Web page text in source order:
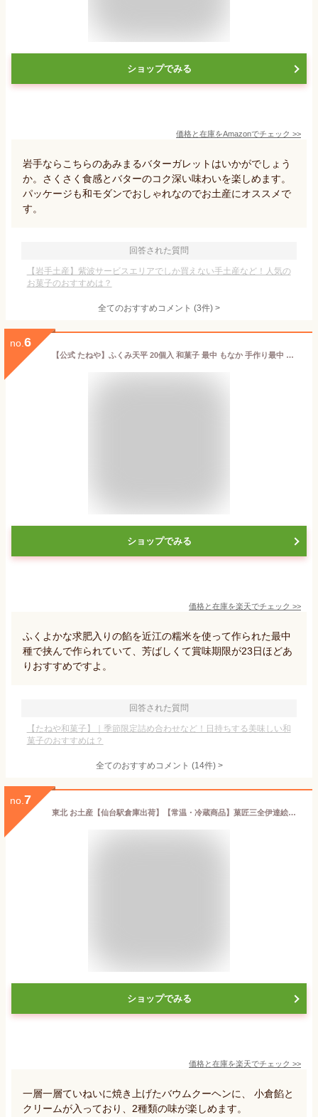
ショップでみる
価格と在庫をAmazonでチェック >>
岩手ならこちらのあみまるバターガレットはいかがでしょう
か。さくさく食感とバターのコク深い味わいを楽しめます。
パッケージも和モダンでおしゃれなのでお土産にオススメで
す。
回答された質問
【岩手土産】紫波サービスエリアでしか買えない手土産など！人気の
お菓子のおすすめは？
全てのおすすめコメント (3件) >
no. 6
【公式 たねや】ふくみ天平 20個入 和菓子 最中 もなか 手作り最中 お歳暮 お年賀 お中元 御中元 母の日 父の日 敬老の日 お菓子 和菓子
ショップでみる
価格と在庫を楽天でチェック >>
ふくよかな求肥入りの餡を近江の糯米を使って作られた最中
種で挟んで作られていて、芳ばしくて賞味期限が23日ほどあ
りおすすめですよ。
回答された質問
【たねや和菓子】｜季節限定詰め合わせなど！日持ちする美味しい和
菓子のおすすめは？
全てのおすすめコメント (14件) >
no. 7
東北 お土産【仙台駅倉庫出荷】【常温・冷蔵商品】菓匠三全伊達絵巻30個入仙台 土産 東北みやげ お菓子 スイーツ グルメ おとりよせお年賀 お中元 御中元 お歳暮 御歳暮 内祝い お取り寄せ ギフト プレゼント のし可
ショップでみる
価格と在庫を楽天でチェック >>
一層一層ていねいに焼き上げたバウムクーヘンに、 小倉餡と
クリームが入っており、2種類の味が楽しめます。